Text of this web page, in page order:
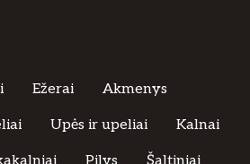
Ežerai Akmenys
Upės ir upeliai Kalnai